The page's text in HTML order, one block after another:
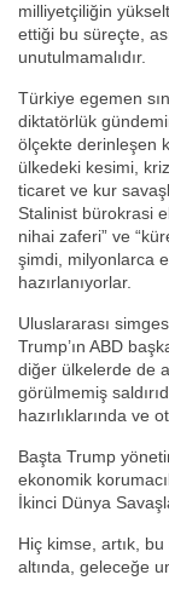
milliyetçiliğin
ettiği bu süreçte,
unutulmamalıdır.
Türkiye egemen
diktatörlük
ölçekte derinleşen
ülkedeki kesimi,
ticaret ve kur
Stalinist bürokrasi
nihai zaferi” ve
şimdi, milyonlarca
hazırlanıyorlar.
Uluslararası
Trump’ın ABD
diğer ülkelerde de
görülmemiş
hazırlıklarında ve
Başta Trump
ekonomik
İkinci Dünya
Hiç kimse, artık,
altında, geleceğe